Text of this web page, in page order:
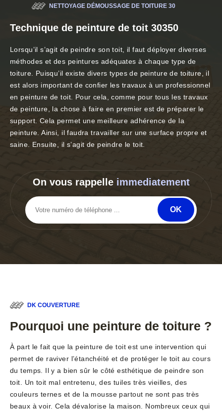
NETTOYAGE DÉMOUSSAGE DE TOITURE 30
Technique de peinture de toit 30350
Lorsqu’il s’agit de peindre son toit, il faut déployer diverses
méthodes et des peintures adéquates à chaque type de
toiture. Puisqu’il existe divers types de peinture de toiture, il
est alors important de confier les travaux à un professionnel
en peinture de toit. Pour cela, comme pour tous les travaux
de peinture, la chose à faire en premier est de préparer le
support. Cela permet une meilleure adhérence de la
peinture. Ainsi, il faudra travailler sur une surface propre et
saine. Ensuite, il s’agit de peindre le toit.
On vous rappelle immediatement
DK COUVERTURE
Pourquoi une peinture de toiture ?
À part le fait que la peinture de toit est une intervention qui
permet de raviver l’étanchéité et de protéger le toit au cours
du temps. Il y a bien sûr le côté esthétique de peindre son
toit. Un toit mal entretenu, des tuiles très vieilles, des
couleurs ternes et de la mousse partout ne sont pas très
beaux à voir. Cela dévalorise la maison. Nombreux ceux qui